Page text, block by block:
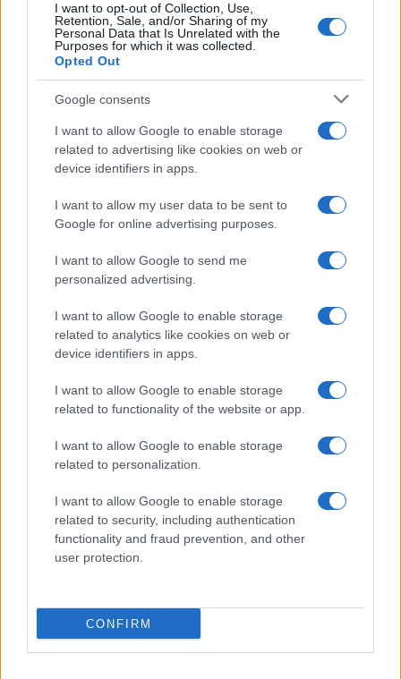
I want to opt-out of Collection, Use,
Retention, Sale, and/or Sharing of my
Personal Data that Is Unrelated with the
Purposes for which it was collected.
Opted Out
Google consents
I want to allow Google to enable storage
related to advertising like cookies on web or
device identifiers in apps.
I want to allow my user data to be sent to
Google for online advertising purposes.
I want to allow Google to send me
personalized advertising.
I want to allow Google to enable storage
related to analytics like cookies on web or
device identifiers in apps.
I want to allow Google to enable storage
related to functionality of the website or app.
I want to allow Google to enable storage
related to personalization.
I want to allow Google to enable storage
related to security, including authentication
functionality and fraud prevention, and other
user protection.
CONFIRM
CHI
SIAMO
PARTNERSHIP E
ACCREDITAMENTI
© 2026 - VOLOSCONTATO CONSIGLI E DIARI DI VIAGGIO - P.IVA
04827280654 – TESTATA REGISTRATA AL TRIBUNALE DI NOCERA
INFERIORE N. 3/2026 – REG. N. 1894/2026 ISCRIZIONE AL ROC N.
35792 – ISCRITTA ALL’ANSO (ASSOCIAZIONE NAZIONALE STAMPA
ONLINE)
MAPPA DEL SITO